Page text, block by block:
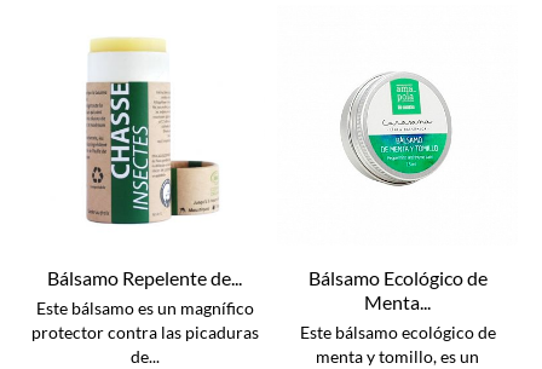
Bálsamo Repelente de...
Este bálsamo es un magnífico
protector contra las picaduras
de...
Bálsamo Ecológico de
Menta...
Este bálsamo ecológico de
menta y tomillo, es un